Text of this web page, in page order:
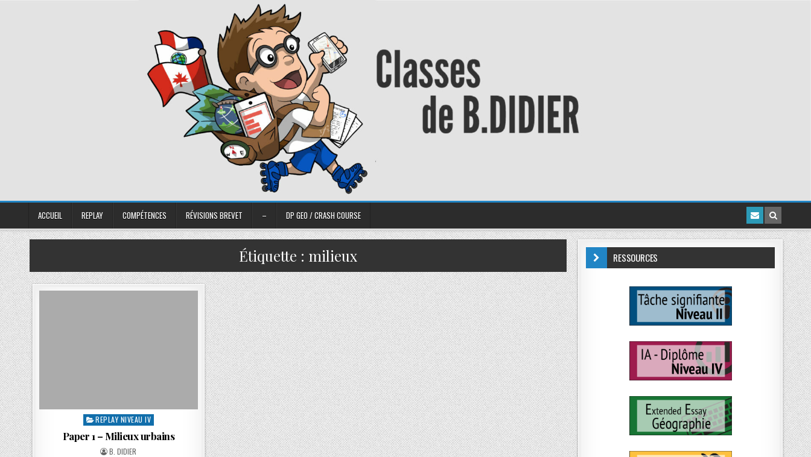
ACCUEIL REPLAY COMPÉTENCES RÉVISIONS BREVET – DP GEO / CRASH COURSE
Étiquette : milieux
REPLAY NIVEAU IV
Paper 1 – Milieux urbains
B. DIDIER
RESSOURCES